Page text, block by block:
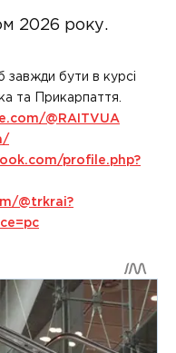
2026 року.
завжди бути в курсі
та Прикарпаття.
@RAITVUA
profile.php?
@trkrai?